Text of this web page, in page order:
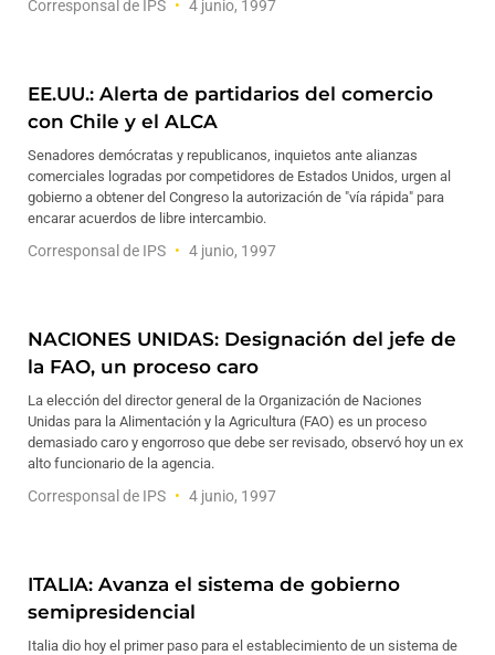
Corresponsal de IPS 4 junio, 1997
EE.UU.: Alerta de partidarios del comercio
con Chile y el ALCA
Senadores demócratas y republicanos, inquietos ante alianzas
comerciales logradas por competidores de Estados Unidos, urgen al
gobierno a obtener del Congreso la autorización de "vía rápida" para
encarar acuerdos de libre intercambio.
Corresponsal de IPS 4 junio, 1997
NACIONES UNIDAS: Designación del jefe de
la FAO, un proceso caro
La elección del director general de la Organización de Naciones
Unidas para la Alimentación y la Agricultura (FAO) es un proceso
demasiado caro y engorroso que debe ser revisado, observó hoy un ex
alto funcionario de la agencia.
Corresponsal de IPS 4 junio, 1997
ITALIA: Avanza el sistema de gobierno
semipresidencial
Italia dio hoy el primer paso para el establecimiento de un sistema de